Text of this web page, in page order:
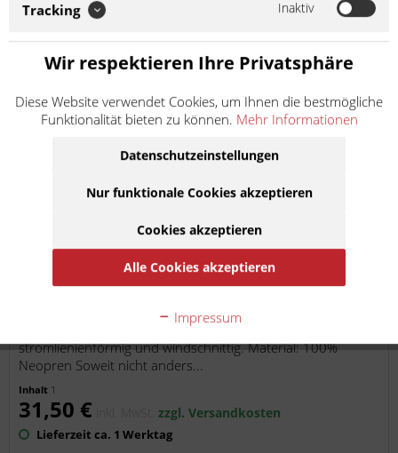
Tucano Lenkerstulpen Tucano Neopren
Artikel-Nr.:273630
Tucano Urbano
von TUCANO passen an jeden Scooter, sind
wasserabweisend und warm gefüttert. Extrem
stromlienienförmig und windschnittig. Material: 100%
Neopren Soweit nicht anders...
Inhalt 1
31,50 € inkl. MwSt.zzgl. Versandkosten
Lieferzeit ca. 1 Werktag
Tracking Inaktiv
Wir respektieren Ihre Privatsphäre
Diese Website verwendet Cookies, um Ihnen die bestmögliche
Funktionalität bieten zu können. Mehr Informationen
Datenschutzeinstellungen
Nur funktionale Cookies akzeptieren
Cookies akzeptieren
Alle Cookies akzeptieren
Impressum